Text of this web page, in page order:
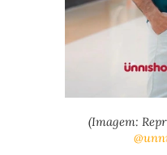
(Imagem: